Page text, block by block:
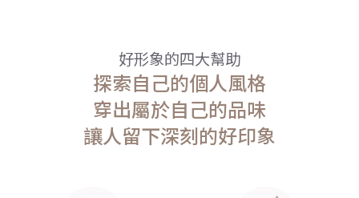
好形象的四大幫助
探索自己的個人風格
穿出屬於自己的品味
讓人留下深刻的好印象